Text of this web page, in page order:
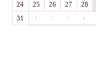
24
25 26 27 28
31
1 3 4